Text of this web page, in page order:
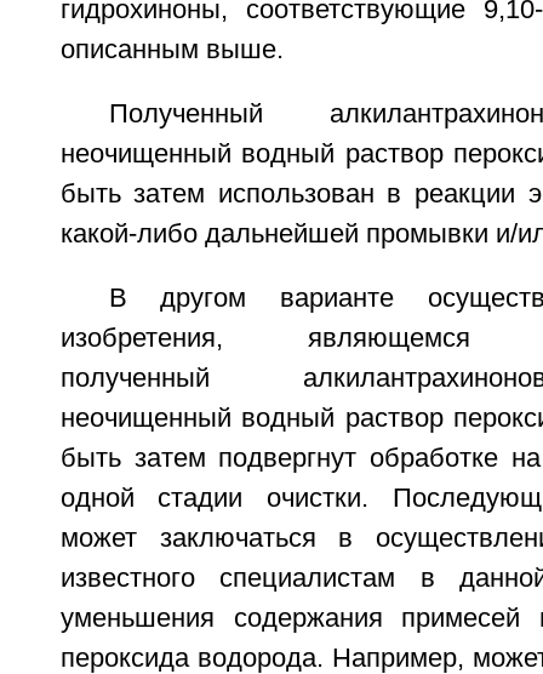
гидрохиноны, соответствующие
описанным выше.
Полученный
неочищенный водный раствор
быть затем использован в реакции
какой-либо дальнейшей промывки и/
В другом варианте
изобретения, являющемся
полученный
неочищенный водный раствор
быть затем подвергнут обработке
одной стадии очистки.
может заключаться в
известного специалистам в
уменьшения содержания примесей
пероксида водорода. Например,